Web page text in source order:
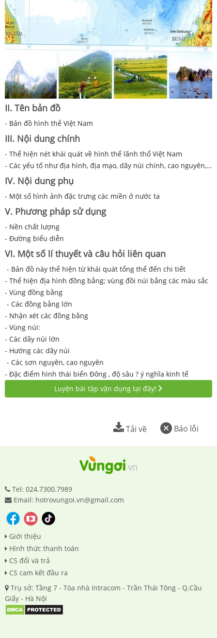
II. Tên bản đồ
- Bản đồ hình thể Việt Nam
III. Nội dung chính
- Thể hiện nét khái quát về hình thể lãnh thổ Việt Nam
- Các yếu tố như địa hình, địa mạo, dãy núi chính, cao nguyên,…
IV. Nội dung phụ
- Một số hình ảnh đặc trưng các miền ở nước ta
V. Phương pháp sử dụng
- Nền chất lượng
- Đường biểu diễn
VI. Một số lí thuyết và câu hỏi liên quan
- Bản đồ này thể hiện từ khái quát tổng thể đến chi tiết
- Thể hiện địa hình đồng bằng; vùng đồi núi bằng các màu sắc
- Vùng đồng bằng
- Các đồng bằng lớn
- Nhận xét các đồng bằng
- Vùng núi:
- Các dãy núi lớn
- Hướng các dãy núi
- Các sơn nguyên, cao nguyên
- Đặc điểm hình thái biển Đông , độ sâu ? ý nghĩa kinh tế
Luyện bài tập vận dụng tại đây!
Báo lỗi
Tải về
Tel: 024.7300.7989
Email: hotrovungoi.vn@gmail.com
Giới thiệu
Hình thức thanh toán
CS đổi và trả
CS cam kết đầu ra
Trụ sở: Tầng 7 - Tòa nhà Intracom - Trần Thái Tông - Q.Cầu
Giấy - Hà Nội